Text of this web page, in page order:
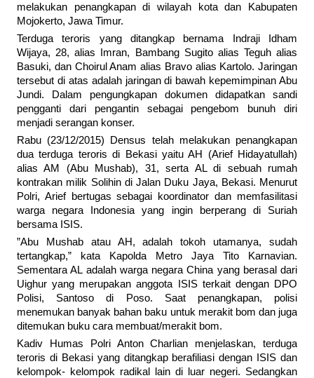
melakukan penangkapan di wilayah kota dan Kabupaten
Mojokerto, Jawa Timur.
Terduga teroris yang ditangkap bernama Indraji Idham
Wijaya, 28, alias Imran, Bambang Sugito alias Teguh alias
Basuki, dan Choirul Anam alias Bravo alias Kartolo. Jaringan
tersebut di atas adalah jaringan di bawah kepemimpinan Abu
Jundi. Dalam pengungkapan dokumen didapatkan sandi
pengganti dari pengantin sebagai pengebom bunuh diri
menjadi serangan konser.
Rabu (23/12/2015) Densus telah melakukan penangkapan
dua terduga teroris di Bekasi yaitu AH (Arief Hidayatullah)
alias AM (Abu Mushab), 31, serta AL di sebuah rumah
kontrakan milik Solihin di Jalan Duku Jaya, Bekasi. Menurut
Polri, Arief bertugas sebagai koordinator dan memfasilitasi
warga negara Indonesia yang ingin berperang di Suriah
bersama ISIS.
”Abu Mushab atau AH, adalah tokoh utamanya, sudah
tertangkap,” kata Kapolda Metro Jaya Tito Karnavian.
Sementara AL adalah warga negara China yang berasal dari
Uighur yang merupakan anggota ISIS terkait dengan DPO
Polisi, Santoso di Poso. Saat penangkapan, polisi
menemukan banyak bahan baku untuk merakit bom dan juga
ditemukan buku cara membuat/merakit bom.
Kadiv Humas Polri Anton Charlian menjelaskan, terduga
teroris di Bekasi yang ditangkap berafiliasi dengan ISIS dan
kelompok- kelompok radikal lain di luar negeri. Sedangkan